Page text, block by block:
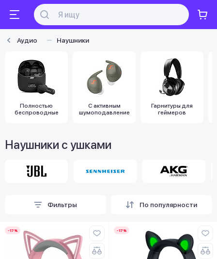
Аудио Наушники
Полностью
беспроводные
С активным
шумоподавлением
Гарнитуры для
геймеров
Наушники с ушками
Фильтры По популярности
-17% -17%